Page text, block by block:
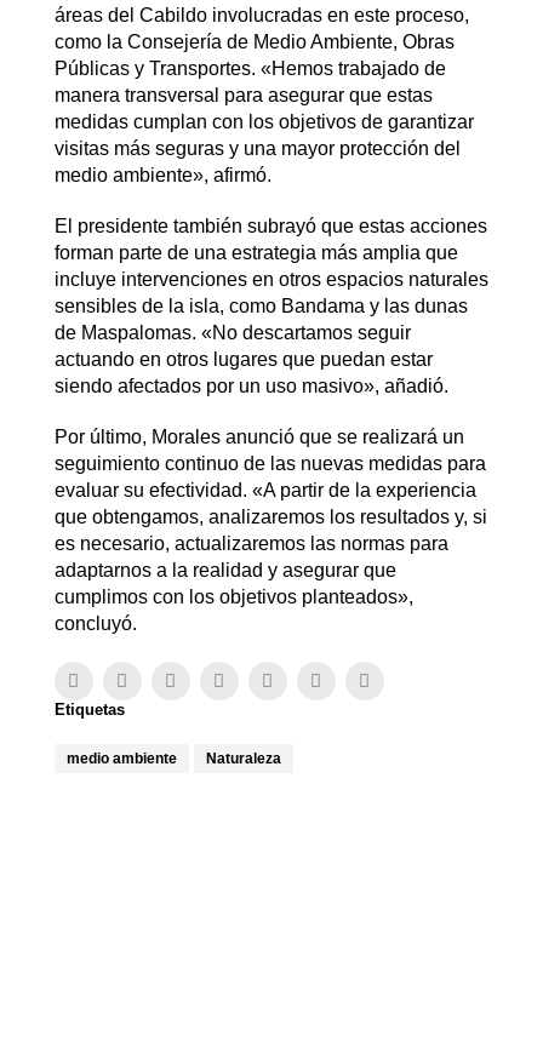
áreas del Cabildo involucradas en este proceso,
como la Consejería de Medio Ambiente, Obras
Públicas y Transportes. «Hemos trabajado de
manera transversal para asegurar que estas
medidas cumplan con los objetivos de garantizar
visitas más seguras y una mayor protección del
medio ambiente», afirmó.
El presidente también subrayó que estas acciones
forman parte de una estrategia más amplia que
incluye intervenciones en otros espacios naturales
sensibles de la isla, como Bandama y las dunas
de Maspalomas. «No descartamos seguir
actuando en otros lugares que puedan estar
siendo afectados por un uso masivo», añadió.
Por último, Morales anunció que se realizará un
seguimiento continuo de las nuevas medidas para
evaluar su efectividad. «A partir de la experiencia
que obtengamos, analizaremos los resultados y, si
es necesario, actualizaremos las normas para
adaptarnos a la realidad y asegurar que
cumplimos con los objetivos planteados»,
concluyó.
Etiquetas
medio ambiente Naturaleza